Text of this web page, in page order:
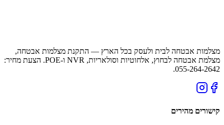
מצלמות אבטחה לבית ולעסק בכל הארץ — התקנת מצלמות אבטחה,
מצלמת אבטחה לבחוץ, אלחוטיות וסולאריות, NVR ו-POE. הצעת מחיר:
055-264-2642.
קישורים מהירים